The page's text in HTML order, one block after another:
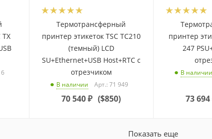
TX
Термотрансферный
принтер этикеток TSC TC210
(темный) LCD
SU+Ethernet+USB Host+RTC с
отрезчиком
В наличии Арт.: 71 949
70 540₽ ($850)
принтер
247
В наличии
73 694
Показать еще